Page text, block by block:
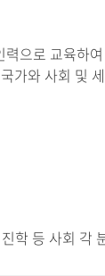
으로 교육하
가와 사회 및
학 등 사회 각